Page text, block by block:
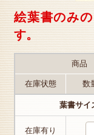
絵葉書のみ
す。
商品
在庫状態 数
葉書サイ
在庫有り